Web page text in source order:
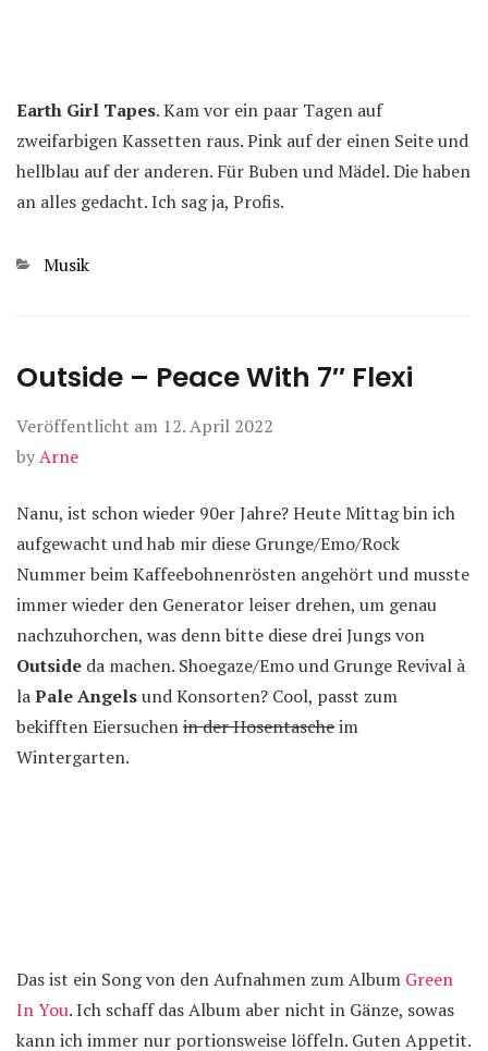
Earth Girl Tapes. Kam vor ein paar Tagen auf
zweifarbigen Kassetten raus. Pink auf der einen Seite und
hellblau auf der anderen. Für Buben und Mädel. Die haben
an alles gedacht. Ich sag ja, Profis.
Kategorien
Musik
Outside – Peace With 7″ Flexi
Veröffentlicht am 12. April 2022
byArne
Nanu, ist schon wieder 90er Jahre? Heute Mittag bin ich
aufgewacht und hab mir diese Grunge/Emo/Rock
Nummer beim Kaffeebohnenrösten angehört und musste
immer wieder den Generator leiser drehen, um genau
nachzuhorchen, was denn bitte diese drei Jungs von
Outside da machen. Shoegaze/Emo und Grunge Revival à
laPale Angelsund Konsorten? Cool, passt zum
bekifften Eiersuchenin der Hosentascheim
Wintergarten.
Das ist ein Song von den Aufnahmen zum Album Green
In You. Ich schaff das Album aber nicht in Gänze, sowas
kann ich immer nur portionsweise löffeln. Guten Appetit.